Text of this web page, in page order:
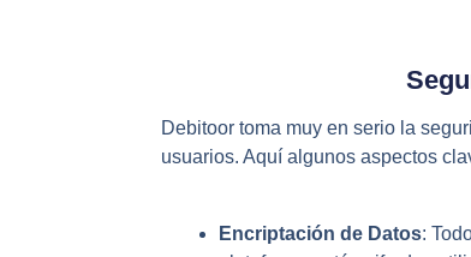
Debitoor toma muy en serio la
usuarios. Aquí algunos aspectos
Encriptación de Datos: